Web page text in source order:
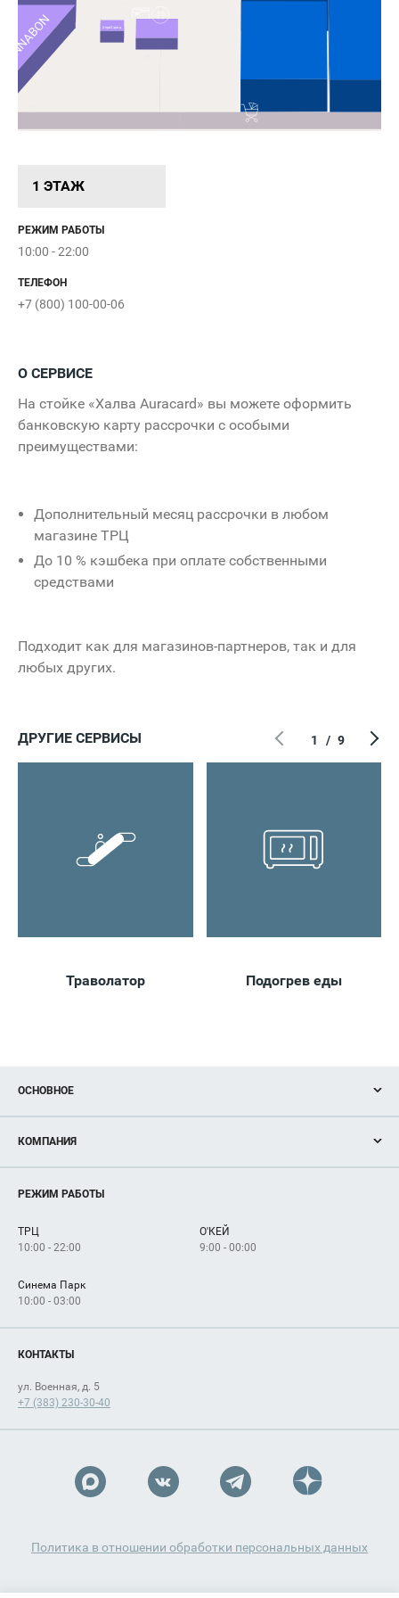
1 ЭТАЖ
РЕЖИМ РАБОТЫ
10:00 - 22:00
ТЕЛЕФОН
+7 (800) 100-00-06
Главный вход
Открыт
CINNABON БериЗаряд
О СЕРВИСЕ
На стойке «Халва Auracard» вы можете оформить
банковскую карту рассрочки с особыми
преимуществами:
Дополнительный месяц рассрочки в любом
магазине ТРЦ
До 10 % кэшбека при оплате собственными
средствами
Подходит как для магазинов-партнеров, так и для
любых других.
ДРУГИЕ СЕРВИСЫ
Траволатор Подогрев еды
1 / 9
ОСНОВНОЕ
Новости
Магазины
Услуги
КОМПАНИЯ
Рекламодателям
Как добраться
РЕЖИМ РАБОТЫ
ТРЦ
10:00 - 22:00
О'КЕЙ
9:00 - 00:00
Синема Парк
10:00 - 03:00
КОНТАКТЫ
ул. Военная, д. 5
+7 (383) 230-30-40
Политика в отношении обработки персональных данных